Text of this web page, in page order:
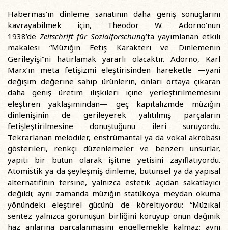
Habermas’ın dinleme sanatının daha geniş sonuçlarını
kavrayabilmek için, Theodor W. Adorno’nun
1938’de Zeitschrift für Sozialforschung’ta yayımlanan etkili
makalesi “Müziğin Fetiş Karakteri ve Dinlemenin
Gerileyişi”ni hatırlamak yararlı olacaktır. Adorno, Karl
Marx’ın meta fetişizmi eleştirisinden hareketle —yani
değişim değerine sahip ürünlerin, onları ortaya çıkaran
daha geniş üretim ilişkileri içine yerleştirilmemesini
eleştiren yaklaşımından— geç kapitalizmde müziğin
dinlenişinin de gerileyerek yalıtılmış parçaların
fetişleştirilmesine dönüştüğünü ileri sürüyordu.
Tekrarlanan melodiler, enstrümantal ya da vokal akrobasi
gösterileri, renkçi düzenlemeler ve benzeri unsurlar,
yapıtı bir bütün olarak işitme yetisini zayıflatıyordu.
Atomistik ya da şeyleşmiş dinleme, bütünsel ya da yapısal
alternatifinin tersine, yalnızca estetik açıdan sakatlayıcı
değildi; aynı zamanda müziğin statükoya meydan okuma
yönündeki eleştirel gücünü de köreltiyordu: “Müzikal
sentez yalnızca görünüşün birliğini koruyup onun dağınık
haz anlarına parçalanmasını engellemekle kalmaz; aynı